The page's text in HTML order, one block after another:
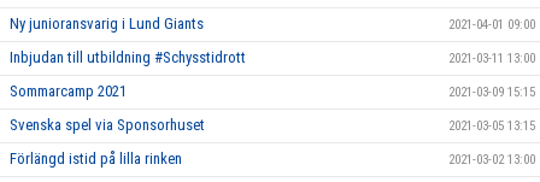
Ny junioransvarig i Lund Giants 2021-04-01 09:00
Inbjudan till utbildning #Schysstidrott 2021-03-11 13:00
Sommarcamp 2021 2021-03-09 15:15
Svenska spel via Sponsorhuset 2021-03-05 13:15
Förlängd istid på lilla rinken 2021-03-02 13:00